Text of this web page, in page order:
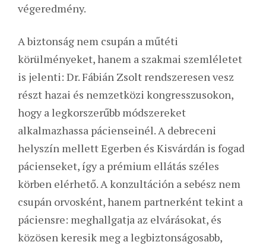
végeredmény.
A biztonság nem csupán a műtéti
körülményeket, hanem a szakmai szemléletet
is jelenti: Dr. Fábián Zsolt rendszeresen vesz
részt hazai és nemzetközi kongresszusokon,
hogy a legkorszerűbb módszereket
alkalmazhassa pácienseinél. A debreceni
helyszín mellett Egerben és Kisvárdán is fogad
pácienseket, így a prémium ellátás széles
körben elérhető. A konzultáción a sebész nem
csupán orvosként, hanem partnerként tekint a
páciensre: meghallgatja az elvárásokat, és
közösen keresik meg a legbiztonságosabb,